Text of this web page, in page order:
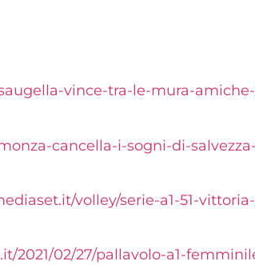
vince-tra-le-mura-
cancella-i-sogni-di-
volley/serie-a1-51-
it/2021/02/27/pallavolo-a1-